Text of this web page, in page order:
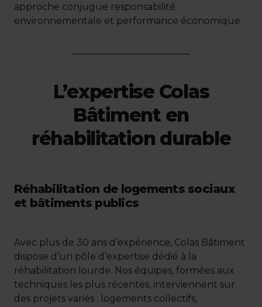
approche conjugue responsabilité
environnementale et performance économique.
L’expertise Colas
Bâtiment en
réhabilitation durable
Réhabilitation de logements sociaux
et bâtiments publics
Avec plus de 30 ans d’expérience, Colas Bâtiment
dispose d’un pôle d’expertise dédié à la
réhabilitation lourde. Nos équipes, formées aux
techniques les plus récentes, interviennent sur
des projets variés : logements collectifs,